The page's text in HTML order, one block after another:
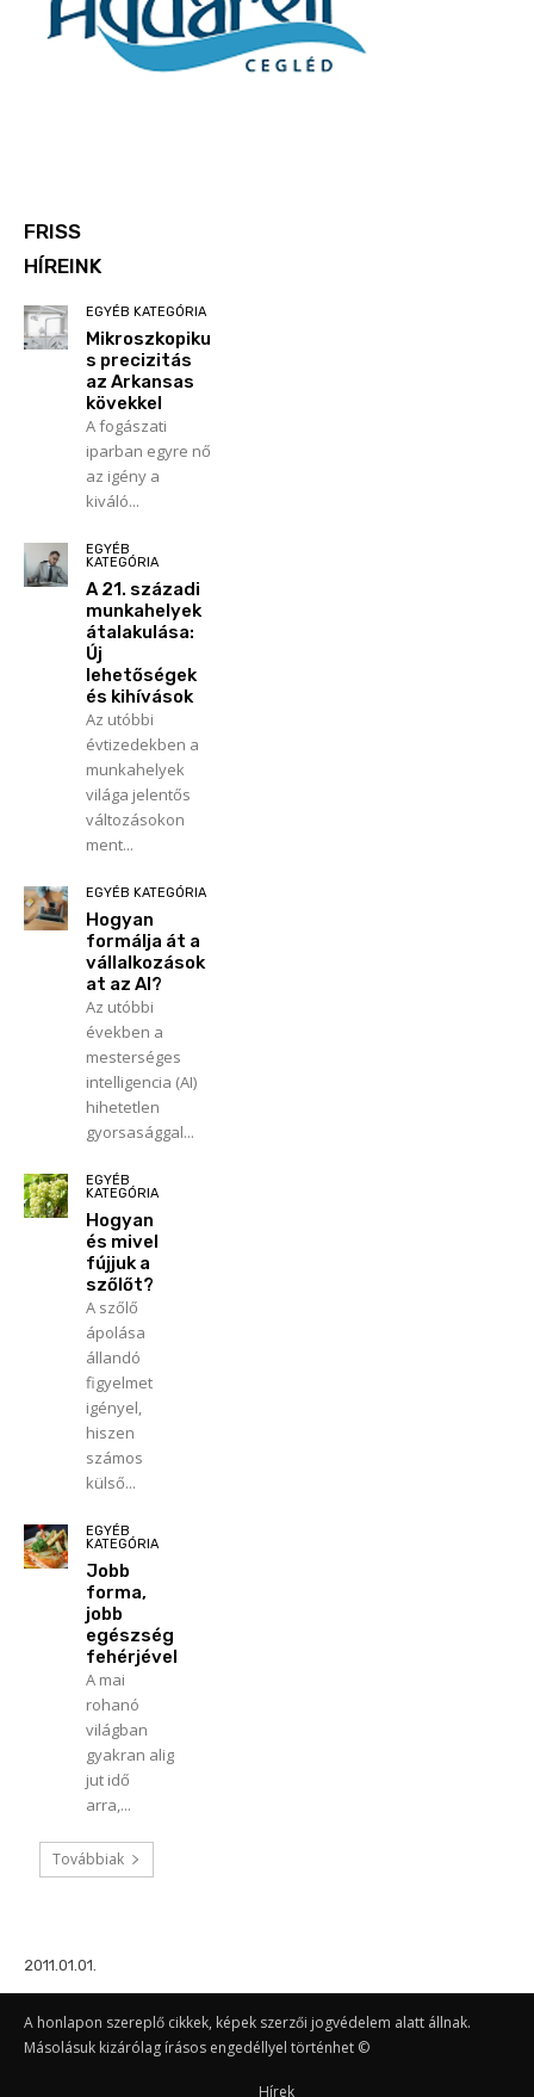
FRISS
HÍREINK
EGYÉB KATEGÓRIA
Mikroszkopiku
s precizitás
az Arkansas
kövekkel
A fogászati
iparban egyre nő
az igény a
kiváló...
EGYÉB
KATEGÓRIA
A 21. századi
munkahelyek
átalakulása:
Új
lehetőségek
és kihívások
Az utóbbi
évtizedekben a
munkahelyek
világa jelentős
változásokon
ment...
EGYÉB KATEGÓRIA
Hogyan
formálja át a
vállalkozások
at az AI?
Az utóbbi
években a
mesterséges
intelligencia (AI)
hihetetlen
gyorsasággal...
EGYÉB
KATEGÓRIA
Hogyan
és mivel
fújjuk a
szőlőt?
A szőlő
ápolása
állandó
figyelmet
igényel,
hiszen
számos
külső...
EGYÉB
KATEGÓRIA
Jobb
forma,
jobb
egészség
fehérjével
A mai
rohanó
világban
gyakran alig
jut idő
arra,...
Továbbiak
2011.01.01.
A honlapon szereplő cikkek, képek szerzői jogvédelem alatt állnak.
Másolásuk kizárólag írásos engedéllyel történhet ©
Hírek